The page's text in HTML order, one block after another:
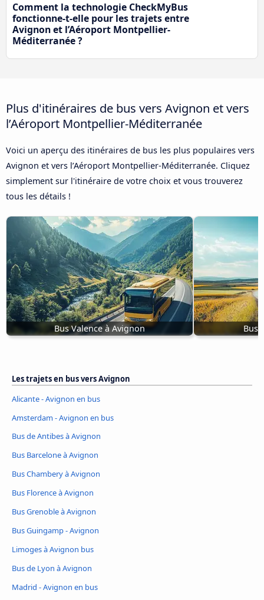
Comment la technologie CheckMyBus
fonctionne-t-elle pour les trajets entre
Avignon et l’Aéroport Montpellier-
Méditerranée ?
Plus d'itinéraires de bus vers Avignon et vers
l’Aéroport Montpellier-Méditerranée
Voici un aperçu des itinéraires de bus les plus populaires vers
Avignon et vers l’Aéroport Montpellier-Méditerranée. Cliquez
simplement sur l'itinéraire de votre choix et vous trouverez
tous les détails !
Bus Valence à Avignon Bus
Les trajets en bus vers Avignon
Alicante - Avignon en bus
Amsterdam - Avignon en bus
Bus de Antibes à Avignon
Bus Barcelone à Avignon
Bus Chambery à Avignon
Bus Florence à Avignon
Bus Grenoble à Avignon
Bus Guingamp - Avignon
Limoges à Avignon bus
Bus de Lyon à Avignon
Madrid - Avignon en bus